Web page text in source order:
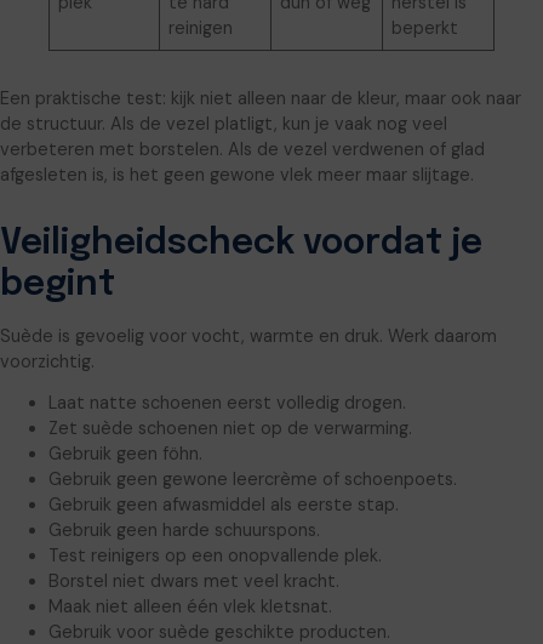
reinigen
beperkt
Een praktische test: kijk niet alleen naar de kleur, maar ook naar
de structuur. Als de vezel platligt, kun je vaak nog veel
verbeteren met borstelen. Als de vezel verdwenen of glad
afgesleten is, is het geen gewone vlek meer maar slijtage.
Veiligheidscheck voordat je
begint
Suède is gevoelig voor vocht, warmte en druk. Werk daarom
voorzichtig.
Laat natte schoenen eerst volledig drogen.
Zet suède schoenen niet op de verwarming.
Gebruik geen föhn.
Gebruik geen gewone leercrème of schoenpoets.
Gebruik geen afwasmiddel als eerste stap.
Gebruik geen harde schuurspons.
Test reinigers op een onopvallende plek.
Borstel niet dwars met veel kracht.
Maak niet alleen één vlek kletsnat.
Gebruik voor suède geschikte producten.